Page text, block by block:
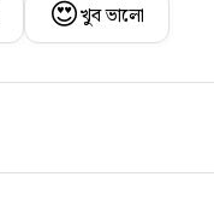
😍খুব ভালো